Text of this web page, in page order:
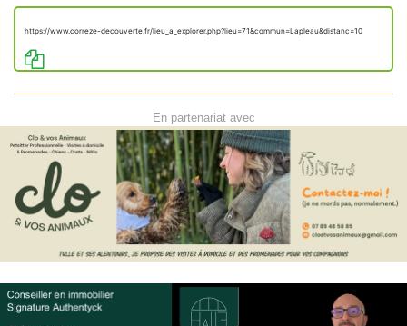
https://www.correze-decouverte.fr/lieu_a_explorer.php?lieu=71&commun=Lapleau&distanc=10
En partenariat avec